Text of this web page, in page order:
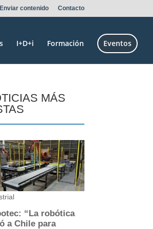
Enviar contenido Contacto
I+D+i Formación Eventos
MÁS